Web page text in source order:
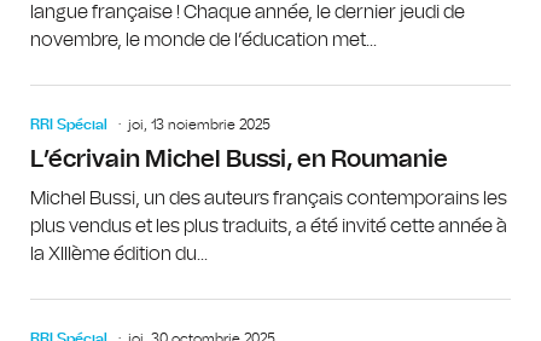
langue française ! Chaque année, le dernier jeudi de
novembre, le monde de l’éducation met...
RRI Spécial joi, 13 noiembrie 2025
L’écrivain Michel Bussi, en Roumanie
Michel Bussi, un des auteurs français contemporains les
plus vendus et les plus traduits, a été invité cette année à
la XIIIème édition du...
RRI Spécial joi, 30 octombrie 2025